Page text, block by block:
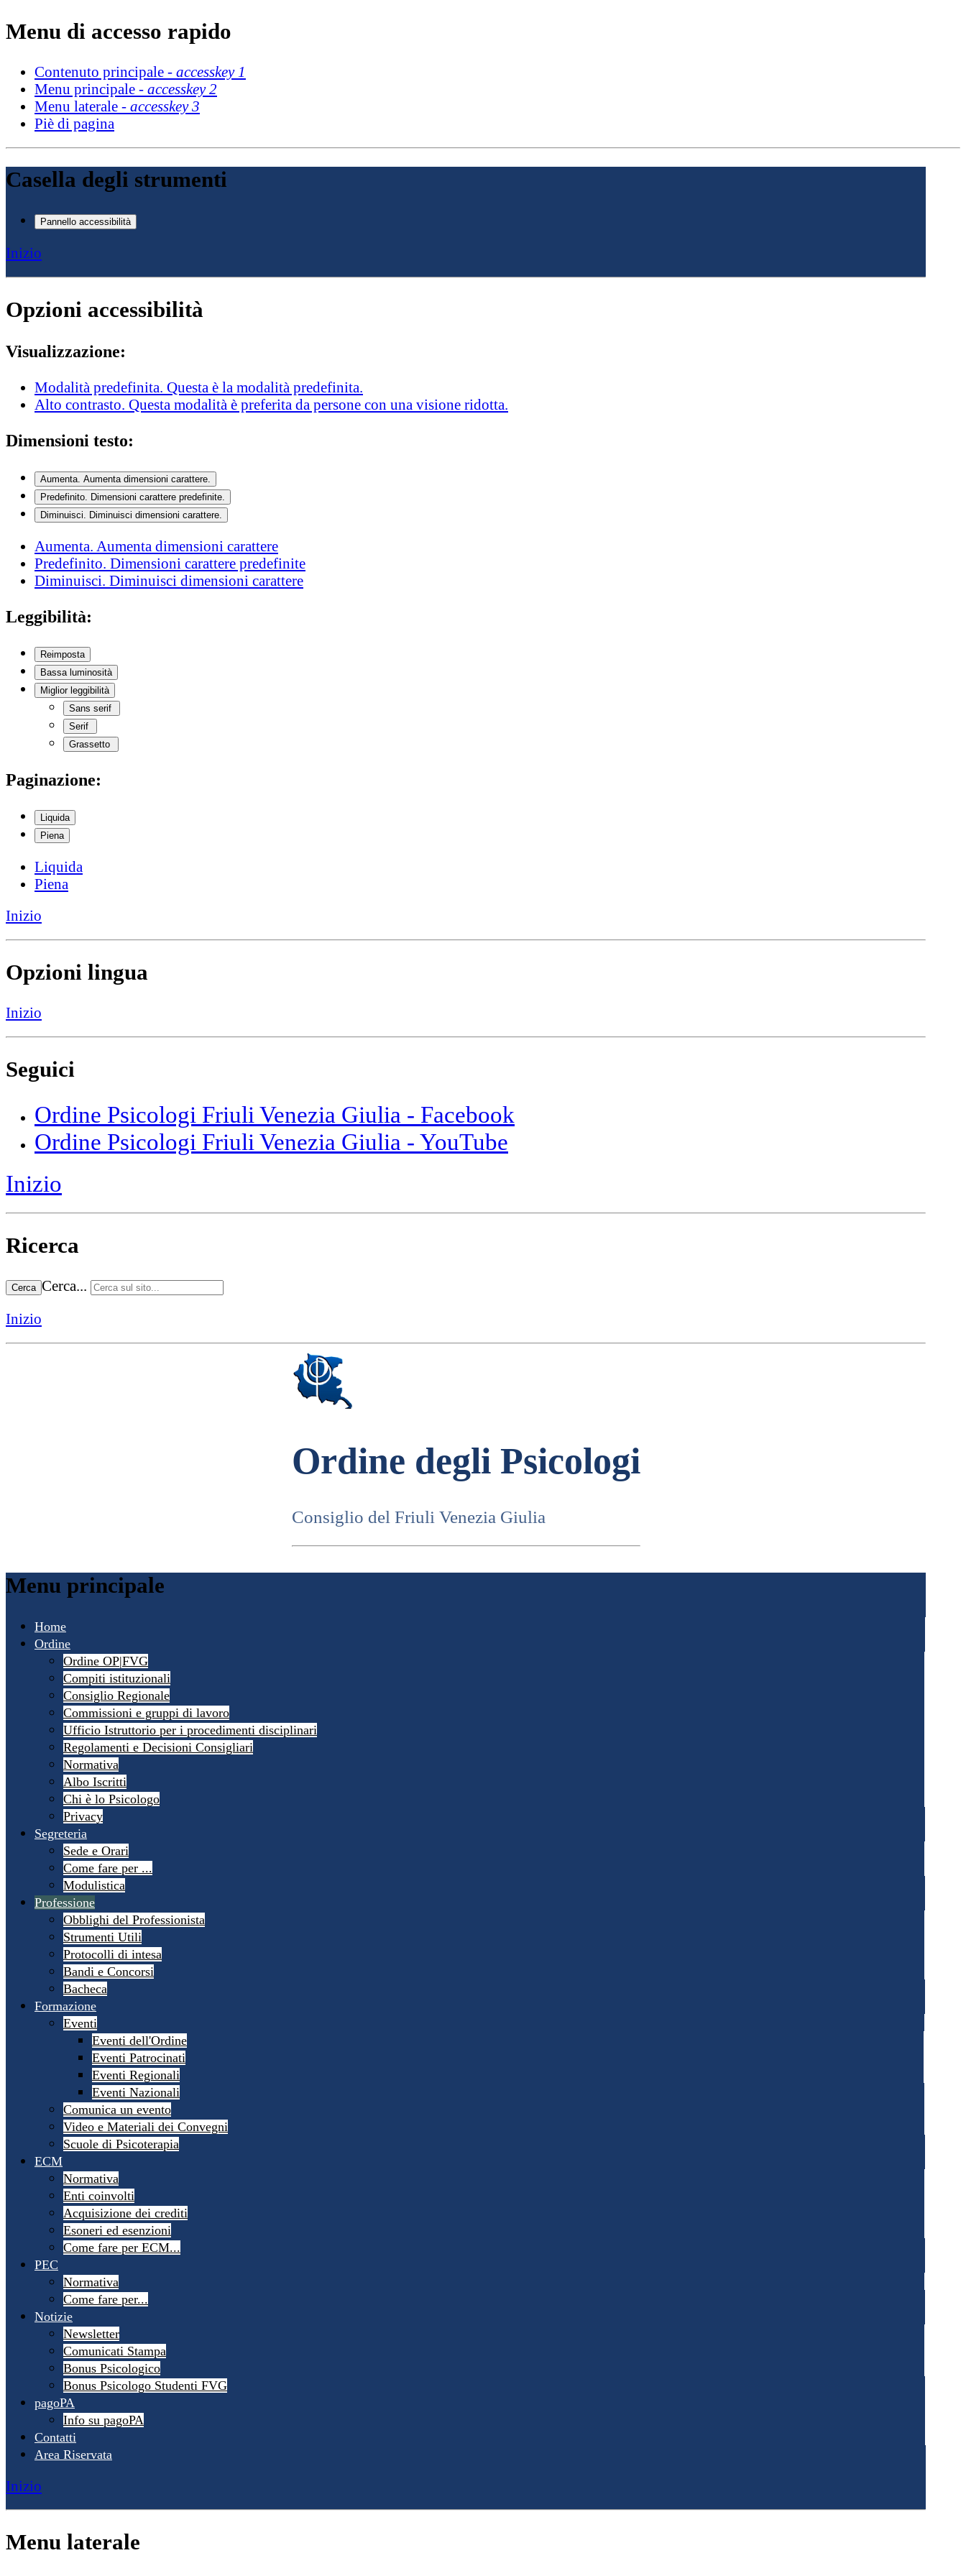
Menu di accesso rapido
Contenuto principale - accesskey 1
Menu principale - accesskey 2
Menu laterale - accesskey 3
Piè di pagina
Casella degli strumenti
Pannello accessibilità
Inizio
Opzioni accessibilità
Visualizzazione:
Modalità predefinita. Questa è la modalità predefinita.
Alto contrasto. Questa modalità è preferita da persone con una visione ridotta.
Dimensioni testo:
Aumenta . Aumenta dimensioni carattere.
Predefinito . Dimensioni carattere predefinite.
Diminuisci . Diminuisci dimensioni carattere.
Aumenta . Aumenta dimensioni carattere
Predefinito . Dimensioni carattere predefinite
Diminuisci . Diminuisci dimensioni carattere
Leggibilità:
Reimposta
Bassa luminosità
Miglior leggibilità
Sans serif
Serif
Grassetto
Paginazione:
Liquida
Piena
Liquida
Piena
Inizio
Opzioni lingua
Inizio
Seguici
Ordine Psicologi Friuli Venezia Giulia - Facebook
Ordine Psicologi Friuli Venezia Giulia - YouTube
Inizio
Ricerca
Cerca Cerca...
Inizio
Ordine degli Psicologi
Consiglio del Friuli Venezia Giulia
Menu principale
Home
Ordine
Ordine OP|FVG
Compiti istituzionali
Consiglio Regionale
Commissioni e gruppi di lavoro
Ufficio Istruttorio per i procedimenti disciplinari
Regolamenti e Decisioni Consigliari
Normativa
Albo Iscritti
Chi è lo Psicologo
Privacy
Segreteria
Sede e Orari
Come fare per ...
Modulistica
Professione
Obblighi del Professionista
Strumenti Utili
Protocolli di intesa
Bandi e Concorsi
Bacheca
Formazione
Eventi
Eventi dell'Ordine
Eventi Patrocinati
Eventi Regionali
Eventi Nazionali
Comunica un evento
Video e Materiali dei Convegni
Scuole di Psicoterapia
ECM
Normativa
Enti coinvolti
Acquisizione dei crediti
Esoneri ed esenzioni
Come fare per ECM...
PEC
Normativa
Come fare per...
Notizie
Newsletter
Comunicati Stampa
Bonus Psicologico
Bonus Psicologo Studenti FVG
pagoPA
Info su pagoPA
Contatti
Area Riservata
Inizio
Menu laterale